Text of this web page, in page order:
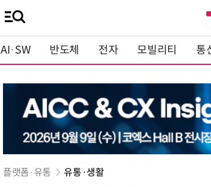
AI·SW 반도체 전자 모빌리티 통
플랫폼·유통 유통·생활